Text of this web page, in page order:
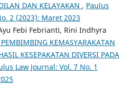
DAN KELAYAKAN , Paulus
2 (2023): Maret 2023
Febi Febrianti, Rini Indhyra
PEMBIMBING KEMASYARAKATAN
KESEPAKATAN DIVERSI PADA
Law Journal: Vol. 7 No. 1